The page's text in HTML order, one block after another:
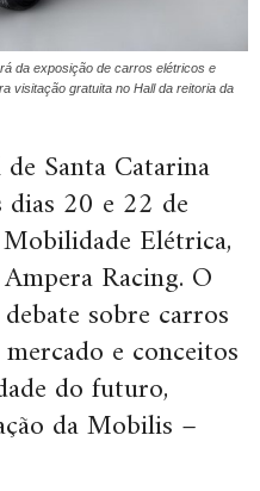
da exposição de carros elétricos e
visitação gratuita no Hall da reitoria da
Santa Catarina
dias 20 e 22 de
Elétrica,
Racing. O
sobre carros
e conceitos
do futuro,
da Mobilis –